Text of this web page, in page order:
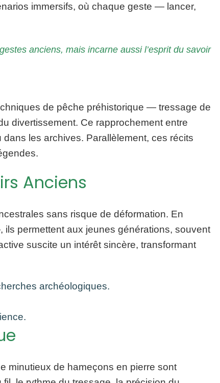
immersifs, où chaque geste — lancer,
anciens, mais incarne aussi l’esprit du savoir
de pêche préhistorique — tressage de
divertissement. Ce rapprochement entre
les archives. Parallèlement, ces récits
Anciens
sans risque de déformation. En
permettent aux jeunes générations, souvent
suscite un intérêt sincère, transformant
archéologiques.
minutieux de hameçons en pierre sont